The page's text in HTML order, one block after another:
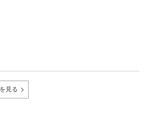
見る